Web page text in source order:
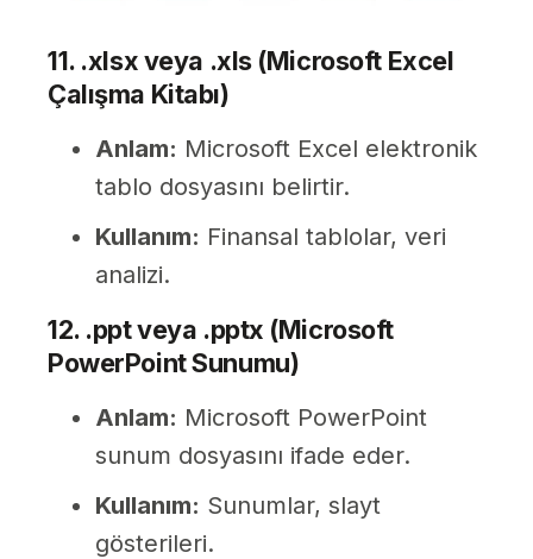
11. .xlsx veya .xls (Microsoft Excel
Çalışma Kitabı)
Anlam: Microsoft Excel elektronik
tablo dosyasını belirtir.
Kullanım: Finansal tablolar, veri
analizi.
12. .ppt veya .pptx (Microsoft
PowerPoint Sunumu)
Anlam: Microsoft PowerPoint
sunum dosyasını ifade eder.
Kullanım: Sunumlar, slayt
gösterileri.